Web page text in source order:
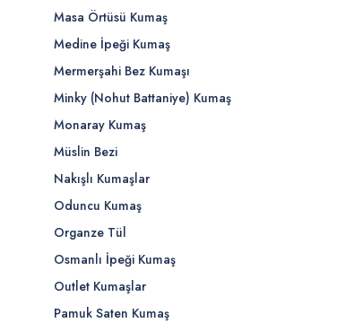
Masa Örtüsü Kumaş
Medine İpeği Kumaş
Mermerşahi Bez Kumaşı
Minky (Nohut Battaniye) Kumaş
Monaray Kumaş
Müslin Bezi
Nakışlı Kumaşlar
Oduncu Kumaş
Organze Tül
Osmanlı İpeği Kumaş
Outlet Kumaşlar
Pamuk Saten Kumaş